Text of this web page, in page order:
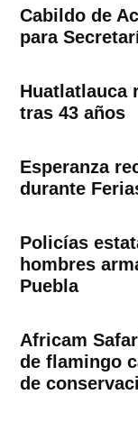
Cabildo de
para
Huatlatlauca
tras 43 años
Esperanza
durante
Policías
hombres
Puebla
Africam
de flamingo
de